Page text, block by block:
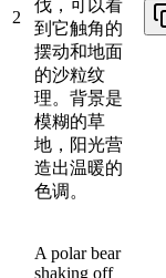
2
伐，可以看
到它触角的
摆动和地面
的沙粒纹
理。背景是
模糊的草
地，阳光营
造出温暖的
色调。
A polar bear
shaking off